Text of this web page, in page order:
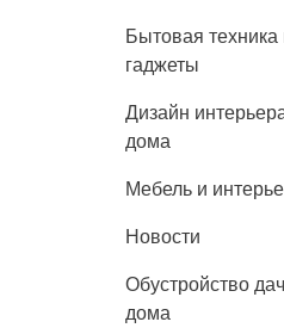
Бытовая
гаджеты
Дизайн
дома
Мебель и
Новости
Обустройство
дома